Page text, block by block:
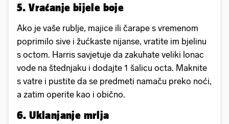
5. Vraćanje bijele boje
Ako je vaše rublje, majice ili čarape s vremenom
poprimilo sive i žućkaste nijanse, vratite im bjelinu
s octom. Harris savjetuje da zakuhate veliki lonac
vode na štednjaku i dodajte 1 šalicu octa. Maknite
s vatre i pustite da se predmeti namaču preko noći,
a zatim operite kao i obično.
6. Uklanjanje mrlja